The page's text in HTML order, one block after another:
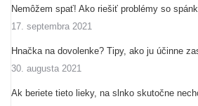
Nemôžem spať! Ako riešiť problémy so
17. septembra 2021
Hnačka na dovolenke? Tipy, ako ju účinne
30. augusta 2021
Ak beriete tieto lieky, na slnko skutočne